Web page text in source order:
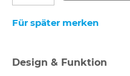
Für später merken
Design & Funktion